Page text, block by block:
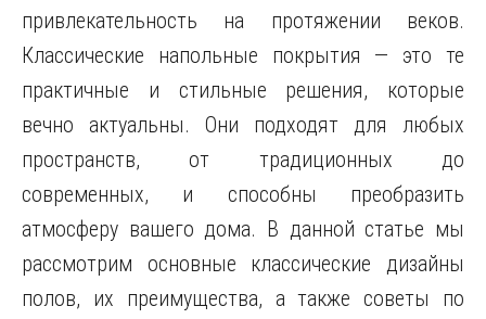
привлекательность на протяжении веков.
Классические напольные покрытия — это те
практичные и стильные решения, которые
вечно актуальны. Они подходят для любых
пространств, от традиционных до
современных, и способны преобразить
атмосферу вашего дома. В данной статье мы
рассмотрим основные классические дизайны
полов, их преимущества, а также советы по